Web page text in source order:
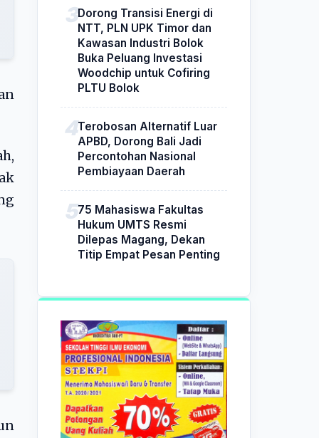
Dorong Transisi Energi di
NTT, PLN UPK Timor dan
Kawasan Industri Bolok
Buka Peluang Investasi
Woodchip untuk Cofiring
PLTU Bolok
Terobosan Alternatif Luar
APBD, Dorong Bali Jadi
Percontohan Nasional
Pembiayaan Daerah
75 Mahasiswa Fakultas
Hukum UMTS Resmi
Dilepas Magang, Dekan
Titip Empat Pesan Penting